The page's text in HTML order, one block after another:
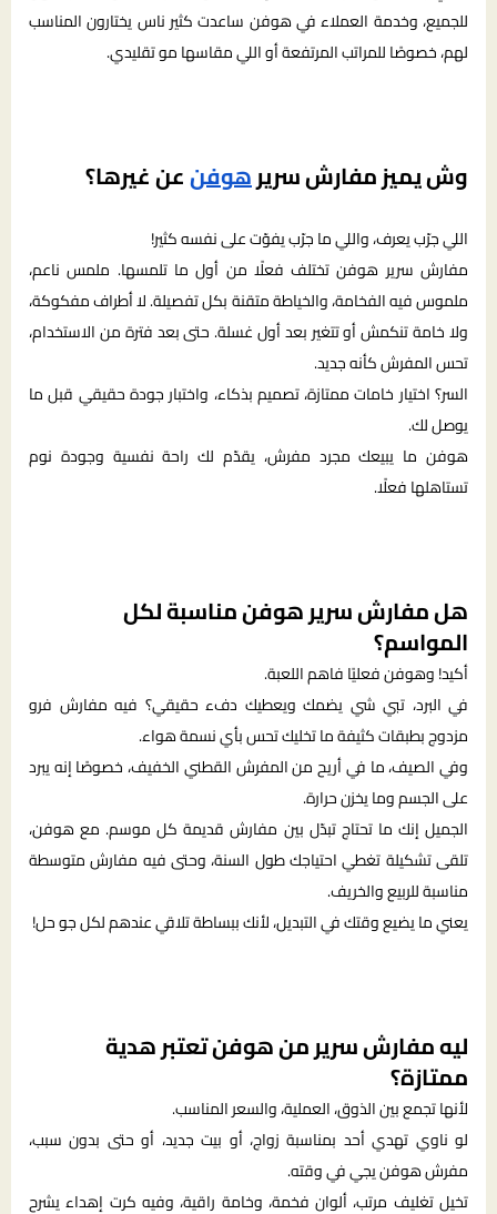
للجميع، وخدمة العملاء في هوفن ساعدت كثير ناس يختارون المناسب
لهم، خصوصًا للمراتب المرتفعة أو اللي مقاسها مو تقليدي.
وش يميز مفارش سريرهوفنعن غيرها؟
اللي جرّب يعرف، واللي ما جرّب يفوّت على نفسه كثير!
مفارش سرير هوفن تختلف فعلًا من أول ما تلمسها. ملمس ناعم،
ملموس فيه الفخامة، والخياطة متقنة بكل تفصيلة. لا أطراف مفكوكة،
ولا خامة تنكمش أو تتغير بعد أول غسلة. حتى بعد فترة من الاستخدام،
تحس المفرش كأنه جديد.
السر؟ اختيار خامات ممتازة، تصميم بذكاء، واختبار جودة حقيقي قبل ما
يوصل لك.
هوفن ما يبيعك مجرد مفرش، يقدّم لك راحة نفسية وجودة نوم
تستاهلها فعلًا.
هل مفارش سرير هوفن مناسبة لكل
المواسم؟
أكيد! وهوفن فعليًا فاهم اللعبة.
في البرد، تبي شي يضمك ويعطيك دفء حقيقي؟ فيه مفارش فرو
مزدوج بطبقات كثيفة ما تخليك تحس بأي نسمة هواء.
وفي الصيف، ما في أريح من المفرش القطني الخفيف، خصوصًا إنه يبرد
على الجسم وما يخزن حرارة.
الجميل إنك ما تحتاج تبدّل بين مفارش قديمة كل موسم. مع هوفن،
تلقى تشكيلة تغطي احتياجك طول السنة، وحتى فيه مفارش متوسطة
مناسبة للربيع والخريف.
يعني ما يضيع وقتك في التبديل، لأنك ببساطة تلاقي عندهم لكل جو حل!
ليه مفارش سرير من هوفن تعتبر هدية
ممتازة؟
لأنها تجمع بين الذوق، العملية، والسعر المناسب.
لو ناوي تهدي أحد بمناسبة زواج، أو بيت جديد، أو حتى بدون سبب،
مفرش هوفن يجي في وقته.
تخيل تغليف مرتب، ألوان فخمة، وخامة راقية، وفيه كرت إهداء يشرح